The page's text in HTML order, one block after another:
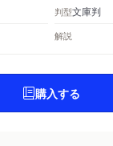
判型文庫判
解説
購入する